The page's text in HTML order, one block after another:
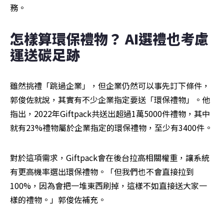
務。
怎樣算環保禮物？ AI選禮也考慮
運送碳足跡
雖然挑禮「跳過企業」，但企業仍然可以事先訂下條件，
郭俊佐就說，其實有不少企業指定要送「環保禮物」。他
指出，2022年Giftpack共送出超過1萬5000件禮物，其中
就有23%禮物屬於企業指定的環保禮物，至少有3400件。
對於這項需求，Giftpack會在後台拉高相關權重，讓系統
有更高機率選出環保禮物。「但我們也不會直接拉到
100%，因為會把一堆東西刷掉，這樣不如直接送大家一
樣的禮物。」郭俊佐補充。